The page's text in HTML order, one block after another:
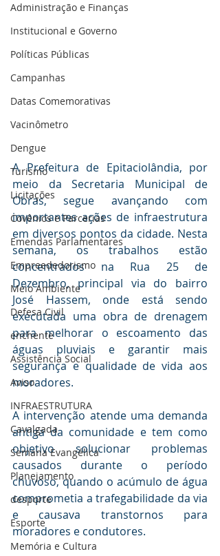
Administração e Finanças
Institucional e Governo
Políticas Públicas
Campanhas
Datas Comemorativas
Vacinômetro
Dengue
Turismo
Licitações
Covênios e Parcerias
Emendas Parlamentares
Empreededorismo
Meio Ambiente
Defesa Civil
enchente
Assistência Social
Aviso
INFRAESTRUTURA
Cavalgada
Semana Evangélica
Planejamento
desporte
Esporte
Memória e Cultura
A Prefeitura de Epitaciolândia, por
meio da Secretaria Municipal de
Obras, segue avançando com
importantes ações de infraestrutura
em diversos pontos da cidade. Nesta
semana, os trabalhos estão
concentrados na Rua 25 de
Dezembro, principal via do bairro
José Hassem, onde está sendo
executada uma obra de drenagem
para melhorar o escoamento das
águas pluviais e garantir mais
segurança e qualidade de vida aos
moradores.
A intervenção atende uma demanda
antiga da comunidade e tem como
objetivo solucionar problemas
causados durante o período
chuvoso, quando o acúmulo de água
comprometia a trafegabilidade da via
e causava transtornos para
moradores e condutores.